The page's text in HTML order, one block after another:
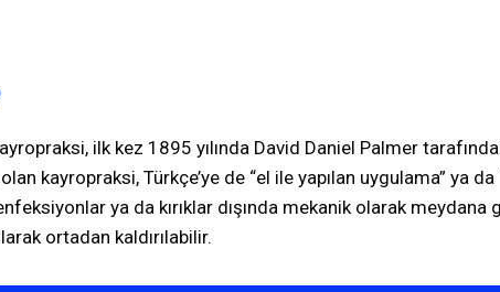
ilk kez 1895 yılında David Daniel Palmer
kayropraksi, Türkçe’ye de “el ile yapılan uygulama” ya da
ya da kırıklar dışında mekanik olarak meydana
ortadan kaldırılabilir.